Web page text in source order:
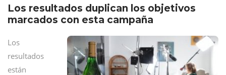
Los resultados duplican los objetivos
marcados con esta campaña
Los
resultados
están